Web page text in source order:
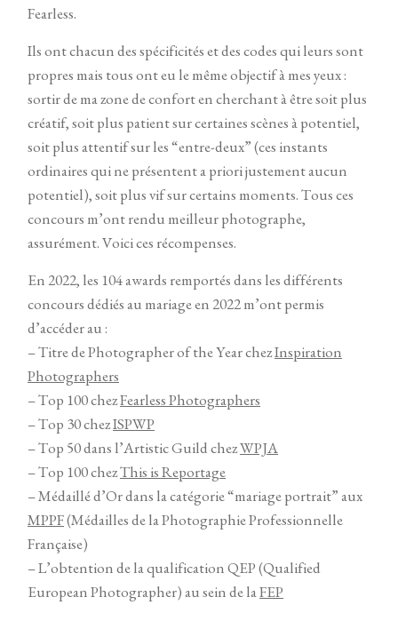
Fearless.
Ils ont chacun des spécificités et des codes qui leurs sont
propres mais tous ont eu le même objectif à mes yeux :
sortir de ma zone de confort en cherchant à être soit plus
créatif, soit plus patient sur certaines scènes à potentiel,
soit plus attentif sur les “entre-deux” (ces instants
ordinaires qui ne présentent a priori justement aucun
potentiel), soit plus vif sur certains moments. Tous ces
concours m’ont rendu meilleur photographe,
assurément. Voici ces récompenses.
En 2022, les 104 awards remportés dans les différents
concours dédiés au mariage en 2022 m’ont permis
d’accéder au :
– Titre de Photographer of the Year chezInspiration
Photographers
– Top 100 chezFearless Photographers
– Top 30 chezISPWP
– Top 50 dans l’Artistic Guild chezWPJA
– Top 100 chezThis is Reportage
– Médaillé d’Or dans la catégorie “mariage portrait” aux
MPPF(Médailles de la Photographie Professionnelle
Française)
– L’obtention de la qualification QEP (Qualified
European Photographer) au sein de laFEP